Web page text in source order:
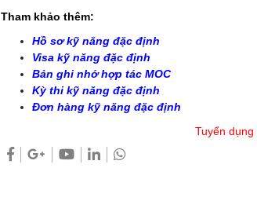
Tham khảo thêm:
Hồ sơ kỹ năng đặc định
Visa kỹ năng đặc định
Bản ghi nhớ hợp tác MOC
Kỳ thi kỹ năng đặc định
Đơn hàng kỹ năng đặc định
Tuyển